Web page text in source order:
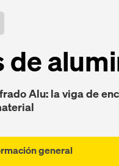
de
Alu: la viga de
general